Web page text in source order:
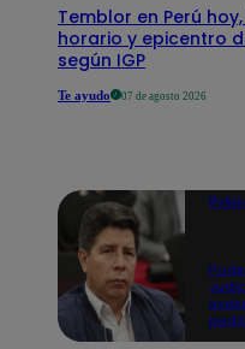
Temblor en Perú
horario y epicentro
según IGP
Te ayudo 07 de agosto 2026